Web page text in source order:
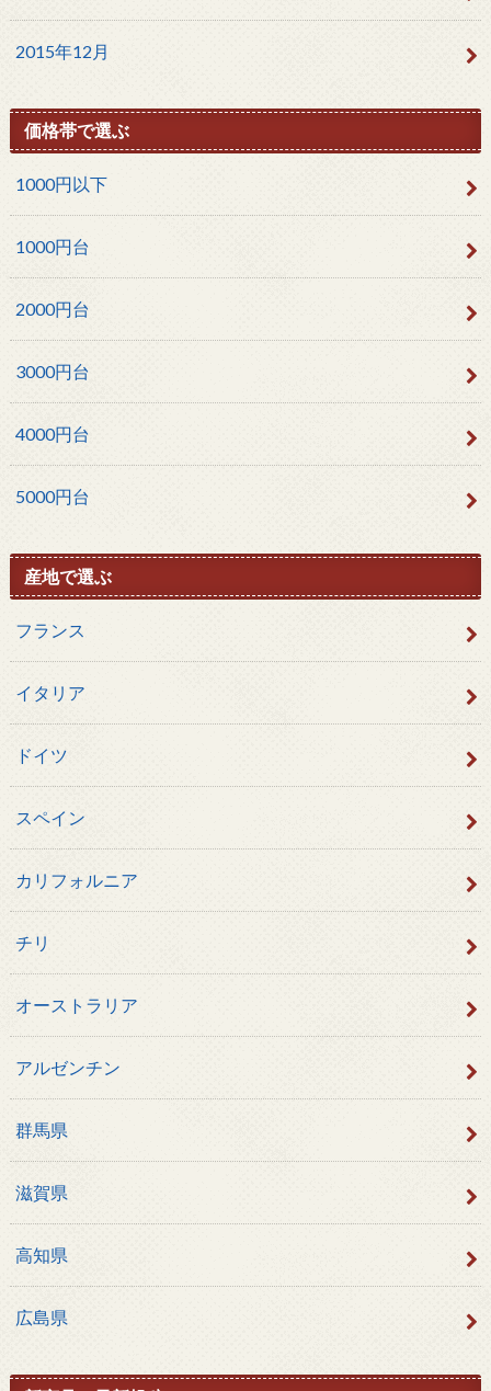
2015年12月
価格帯で選ぶ
1000円以下
1000円台
2000円台
3000円台
4000円台
5000円台
産地で選ぶ
フランス
イタリア
ドイツ
スペイン
カリフォルニア
チリ
オーストラリア
アルゼンチン
群馬県
滋賀県
高知県
広島県